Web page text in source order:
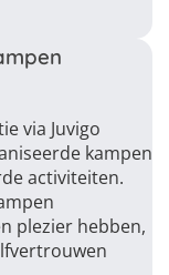
via Juvigo
kampen
activiteiten.
plezier hebben,